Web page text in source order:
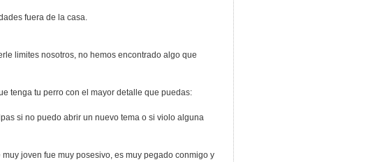
fuera de la casa.
nosotros, no hemos encontrado algo que
tenga tu perro con el mayor detalle que puedas:
si no puedo abrir un nuevo tema o si violo alguna
joven fue muy posesivo, es muy pegado conmigo y